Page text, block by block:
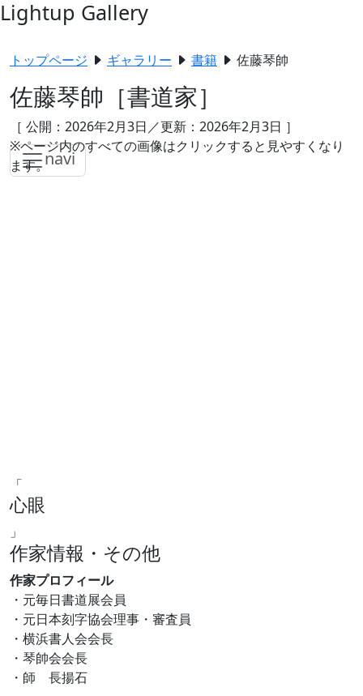
navi
Lightup Gallery
トップページ ギャラリー 書籍 佐藤琴帥
佐藤琴帥 ［書道家］
［ 公開：2026年2月3日／更新：2026年2月3日 ］
※ページ内のすべての画像はクリックすると見やすくなり
ます。
「
心眼
」
作家情報・その他
作家プロフィール
・元毎日書道展会員
・元日本刻字協会理事・審査員
・横浜書人会会長
・琴帥会会長
・師 長揚石